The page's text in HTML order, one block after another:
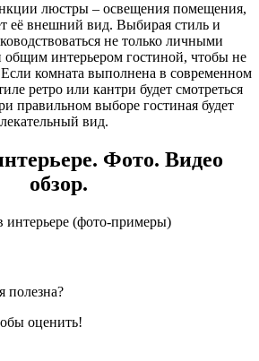
люстры – освещения помещения,
её внешний вид. Выбирая стиль и
не только личными
интерьером гостиной, чтобы не
комната выполнена в современном
ретро или кантри будет смотреться
правильном выборе гостиная будет
вид.
Фото. Видео
обзор.
интерьере (фото-примеры)
полезна?
оценить!